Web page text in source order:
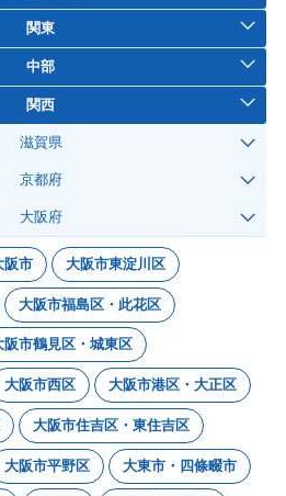
関東
中部
関西
滋賀県
京都府
大阪府
阪市 大阪市東淀川区
大阪市福島区・此花区
阪市鶴見区・城東区
大阪市西区 大阪市港区・大正区
大阪市住吉区・東住吉区
大阪市平野区 大東市・四條畷市